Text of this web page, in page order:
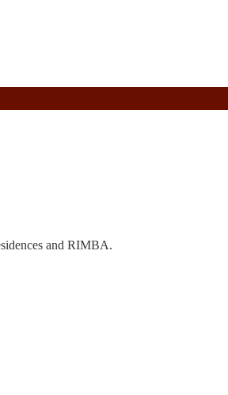
and RIMBA.